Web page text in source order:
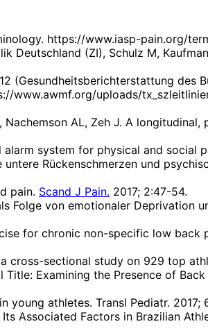
https://www.iasp-pain.org/
Deutschland (ZI), Schulz M,
(Gesundheitsberichterstattung des
www.awmf.org/uploads/
Nachemson AL, Zeh J. A
system for physical and social
Rückenschmerzen und
pain. Scand J Pain. 2017; 2:47-54.
Folge von emotionaler Deprivation
for chronic non-specific low
cross-sectional study on 929 top
Examining the Presence of
young athletes. Transl Pediatr. 2017;
Associated Factors in Brazilian